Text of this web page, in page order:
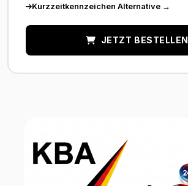
Kurzzeitkennzeichen Alternative →
JETZT BESTELLEN